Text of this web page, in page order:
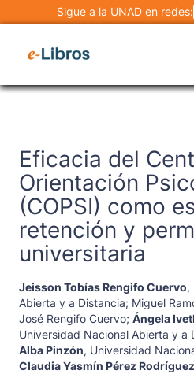
Sigue a la UNAD en redes:
Eficacia del
Orientación
(COPSI) como
retención y
universitaria
Jeisson Tobías Rengifo Cuervo,
Abierta y a Distancia; Miguel
José Rengifo Cuervo; Ángela
Universidad Nacional Abierta y a
Alba Pinzón, Universidad
Claudia Yasmín Pérez Rodríguez